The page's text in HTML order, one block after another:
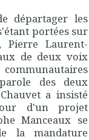
départager les
portées sur
Pierre Laurent-
de deux voix
communautaires
des deux
a insisté
d'un projet
Manceaux se
la mandature